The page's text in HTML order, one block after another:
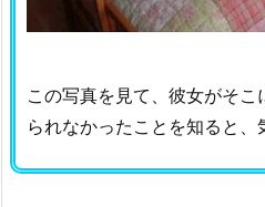
この写真を見て、彼女がそ
られなかったことを知ると、